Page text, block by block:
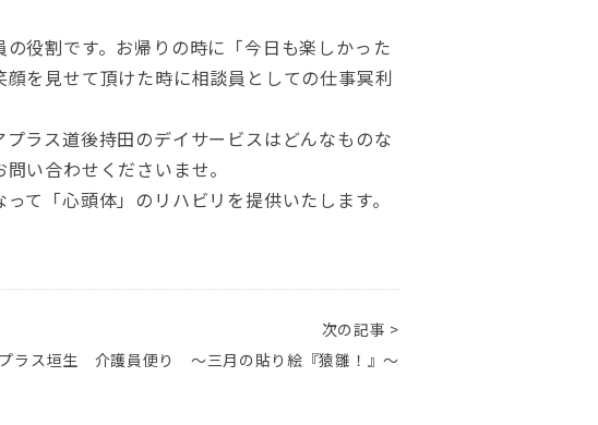
役割です。お帰りの時に「今日も楽しかった
を見せて頂けた時に相談員としての仕事冥利
ラス道後持田のデイサービスはどんなものな
い合わせくださいませ。
て「心頭体」のリハビリを提供いたします。
次の記事 >
ラス垣生 介護員便り ～三月の貼り絵『猿雛！』～